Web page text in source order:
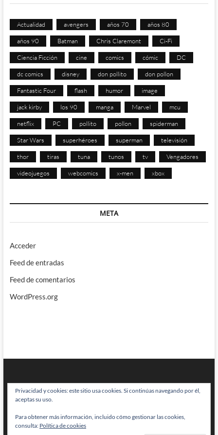
Actualidad avengers años 70 años 80
años 90 Batman Chris Claremont Ci-Fi
Ciencia Ficción cine comics cómic DC
dc comics disney don pollito don pollon
Fantastic Four flash humor image
jack kirby los 90 manga Marvel mcu
netflix PC pollito pollon spiderman
Star Wars superhéroes superman televisión
thor tiras tuna tunos tv Vengadores
videojuegos webcomics x-men xbox
META
Acceder
Feed de entradas
Feed de comentarios
WordPress.org
BRAINSTOMPING| Diseñado por:Theme Freesia|WordPress| © Todos
los derechos reservados
Privacidad y cookies: este sitio usa cookies. Si continúas navegando por él,
aceptas su uso.
Para obtener más información, incluido cómo gestionar las cookies,
consulta: Política de cookies